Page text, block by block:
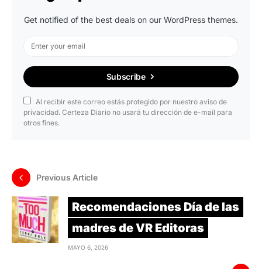
Get notified of the best deals on our WordPress themes.
Subscribe
Al recibir este correo estás protegido por nuestro aviso de
privacidad. Certeza Diario no usará tu dirección de e-mail para
otros fines.
Previous Article
Recomendaciones Día de las
madres de VR Editoras
MAYO 6, 2026